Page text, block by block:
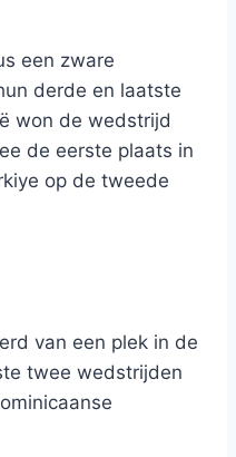
een zware
derde en laatste
won de wedstrijd
de eerste plaats in
op de tweede
van een plek in de
twee wedstrijden